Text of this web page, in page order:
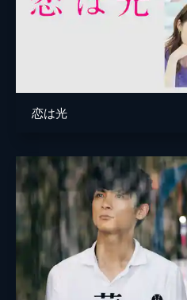
恋は光